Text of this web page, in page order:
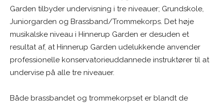
Garden tilbyder undervisning i tre niveauer; Grundskole,
Juniorgarden og Brassband/Trommekorps. Det høje
musikalske niveau i Hinnerup Garden er desuden et
resultat af, at Hinnerup Garden udelukkende anvender
professionelle konservatorieuddannede instruktører til at
undervise på alle tre niveauer.
Både brassbandet og trommekorpset er blandt de